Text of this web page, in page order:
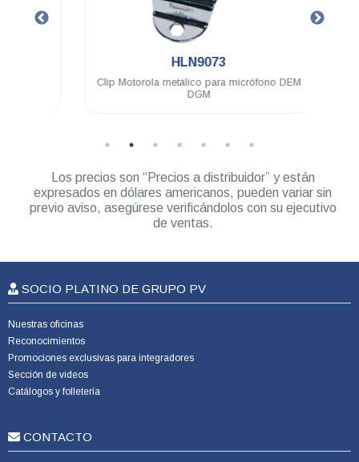
.
HLN9073
Clip Motorola metálico para micrófono DEM
DGM
Los precios son “Precios a distribuidor” y están
expresados en dólares americanos, pueden variar sin
previo aviso, asegúrese verificándolos con su ejecutivo
de ventas.
SOCIO PLATINO DE GRUPO PV
Nuestras oficinas
Reconocimientos
Promociones exclusivas para integradores
Sección de videos
Catálogos y folletería
CONTACTO